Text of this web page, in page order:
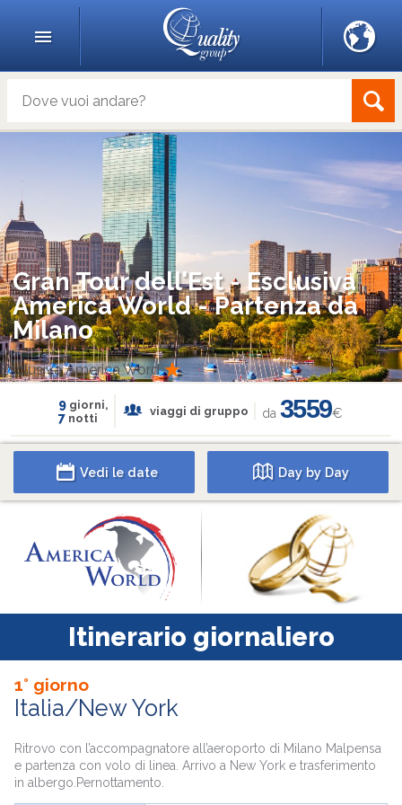
Gran Tour dell'Est - Esclusiva
America World - Partenza da
Milano
Esclusiva America Word
9 giorni,
7 notti
viaggi di gruppo da 3559€
Vedi le date Day by Day
Itinerario giornaliero
1° giorno
Italia/New York
Ritrovo con l’accompagnatore all’aeroporto di Milano Malpensa
e partenza con volo di linea. Arrivo a New York e trasferimento
in albergo.Pernottamento.